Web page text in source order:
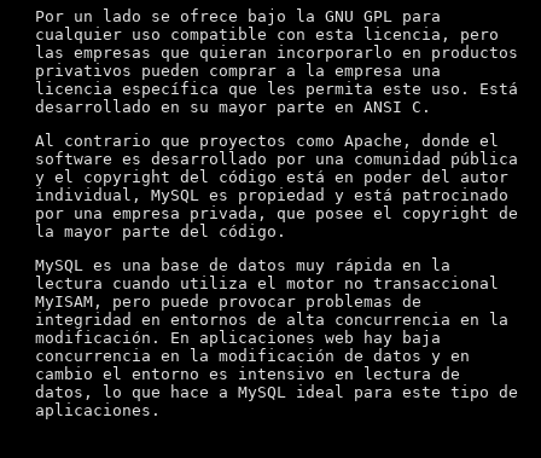
Por un lado se ofrece bajo la GNU GPL para
cualquier uso compatible con esta licencia, pero
las empresas que quieran incorporarlo en productos
privativos pueden comprar a la empresa una
licencia específica que les permita este uso. Está
desarrollado en su mayor parte en ANSI C.
Al contrario que proyectos como Apache, donde el
software es desarrollado por una comunidad pública
y el copyright del código está en poder del autor
individual, MySQL es propiedad y está patrocinado
por una empresa privada, que posee el copyright de
la mayor parte del código.
MySQL es una base de datos muy rápida en la
lectura cuando utiliza el motor no transaccional
MyISAM, pero puede provocar problemas de
integridad en entornos de alta concurrencia en la
modificación. En aplicaciones web hay baja
concurrencia en la modificación de datos y en
cambio el entorno es intensivo en lectura de
datos, lo que hace a MySQL ideal para este tipo de
aplicaciones.